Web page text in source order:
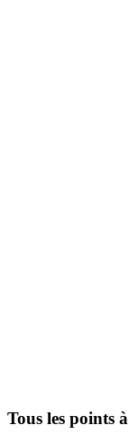
Tous les points